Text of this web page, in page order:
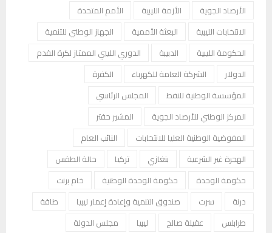
الأرصاد الجوية
الأزمة الليبية
الأمم المتحدة
الانتخابات الليبية
البعثة الأممية
الجهاز الوطني للتنمية
الحكومة الليبية
الدبيبة
الدوري الليبي الممتاز لكرة القدم
الدولار
الشركة العامة للكهرباء
الكفرة
المؤسسة الوطنية للنفط
المجلس الرئاسي
المركز الوطني للأرصاد الجوية
المشير حفتر
المفوضية الوطنية العليا للانتخابات
النائب العام
الهجرة غير الشرعية
بنغازي تركيا
حالة الطقس
حكومة الوحدة
حكومة الوحدة الوطنية
خام برنت
درنة
سرت صندوق التنمية وإعادة إعمار ليبيا
طاقة
طرابلس
عقيلة صالح ليبيا
مجلس الدولة